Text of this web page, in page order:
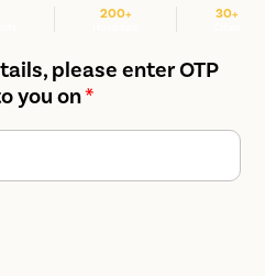
200+ 30+
please enter OTP
you on*